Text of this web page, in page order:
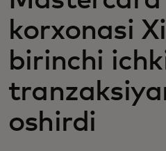
Butun dunyo
Innovatorlar
Yangiliklar va
korxonasi
birinchi
oshirdi